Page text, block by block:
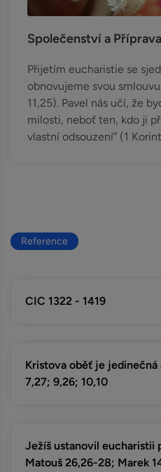
Společenství a
Přijetím eucharistie se
obnovujeme svou
11,25). Pavel nás učí, že
milosti, neboť ten, kdo ji
vlastní odsouzení” (1
Reference
CIC 1322 - 1419
Kristova oběť je
7,27; 9,26; 10,10
Ježíš ustanovil eucharistii
Matouš 26,26-28; Marek